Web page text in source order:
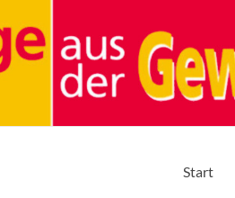
Start